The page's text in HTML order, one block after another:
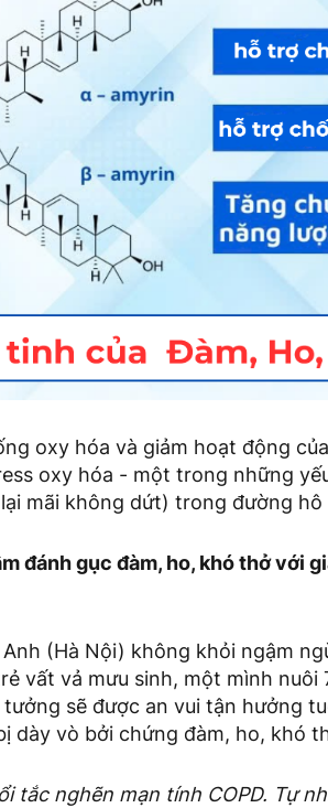
oxy hóa và giảm hoạt động
oxy hóa - một trong những
mãi không dứt) trong đường hô
đánh gục đàm, ho, khó thở với
(Hà Nội) không khỏi ngậm
vất vả mưu sinh, một mình nuôi
sẽ được an vui tận hưởng
dày vò bởi chứng đàm, ho, khó
tắc nghẽn mạn tính COPD. Tự